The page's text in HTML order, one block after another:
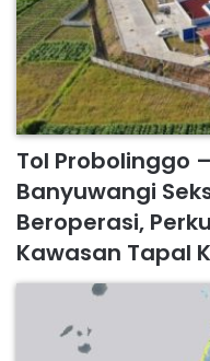
Tol Probolinggo
Banyuwangi
Beroperasi,
Kawasan Tapal